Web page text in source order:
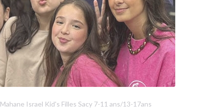
Mahane Israel Kid's Filles Sacy 7-11 ans/13-17ans